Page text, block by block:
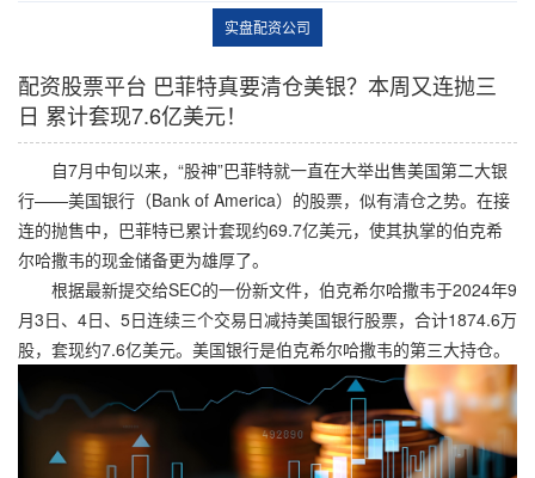
实盘配资公司
配资股票平台 巴菲特真要清仓美银？本周又连抛三
日 累计套现7.6亿美元！
自7月中旬以来，“股神”巴菲特就一直在大举出售美国第二大银
行——美国银行（Bank of America）的股票，似有清仓之势。在接
连的抛售中，巴菲特已累计套现约69.7亿美元，使其执掌的伯克希
尔哈撒韦的现金储备更为雄厚了。
根据最新提交给SEC的一份新文件，伯克希尔哈撒韦于2024年9
月3日、4日、5日连续三个交易日减持美国银行股票，合计1874.6万
股，套现约7.6亿美元。美国银行是伯克希尔哈撒韦的第三大持仓。